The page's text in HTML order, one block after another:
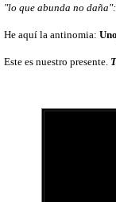
"lo que abunda no daña":
He aquí la antinomia:
Este es nuestro presente.